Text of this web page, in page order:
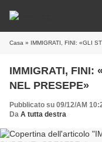
Casa » IMMIGRATI, FINI: «GLI
IMMIGRATI, FINI:
NEL PRESEPE»
Pubblicato su 09/12/AM
Da A tutta destra